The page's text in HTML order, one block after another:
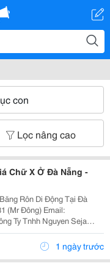
con
Lọc nâng cao
Chữ X Ở Đà Nẵng -
Rôn Di Động Tại Đà
Và Cung Cấp Thiết Bị,
Quà Tặng Quảng Cáo Nh
1 ngày trước